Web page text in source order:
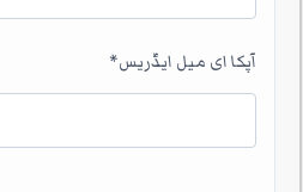
آپکا ای میل ایڈریس*